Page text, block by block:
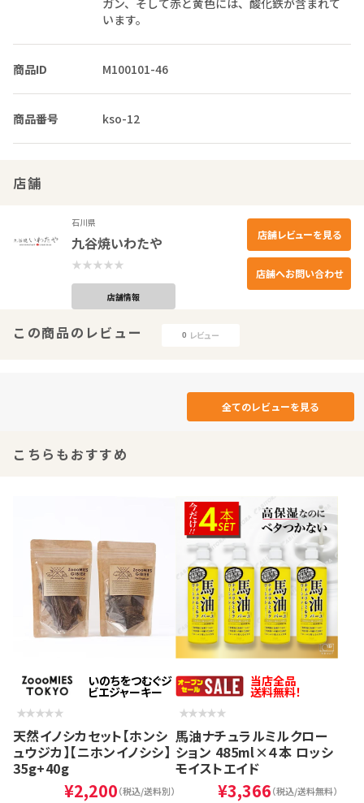
ガン、そして赤と黄色には、酸化鉄が含まれて
います。
商品ID M100101-46
商品番号 kso-12
店舗
石川県
九谷焼いわたや
店舗情報
店舗レビューを見る
店舗へお問い合わせ
この商品のレビュー 0 レビュー
全てのレビューを見る
こちらもおすすめ
いのちをつむぐジ
ビエジャーキー
天然イノシカセット【ホンシ
ュウジカ】【ニホンイノシシ】
35g+40g
¥2,200（税込/送料別）
当店全品
送料無料！
馬油ナチュラルミルクロー
ション 485ml×４本 ロッシ
モイストエイド
¥3,366（税込/送料無料）